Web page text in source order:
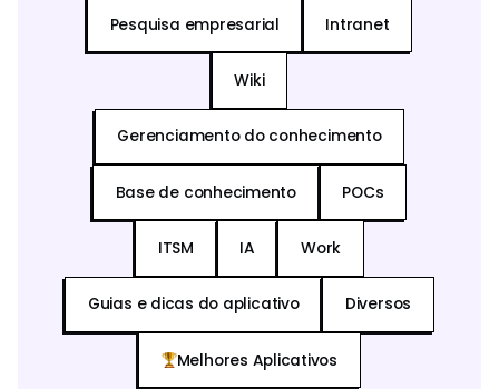
Pesquisa empresarial Intranet
Wiki
Gerenciamento do conhecimento
Base de conhecimento POCs
ITSM IA Work
Guias e dicas do aplicativo Diversos
Melhores Aplicativos